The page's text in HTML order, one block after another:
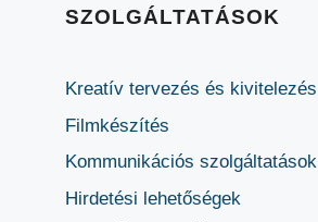
SZOLGÁLTATÁSOK
Kreatív tervezés és kivitelezés
Filmkészítés
Kommunikációs szolgáltatások
Hirdetési lehetőségek